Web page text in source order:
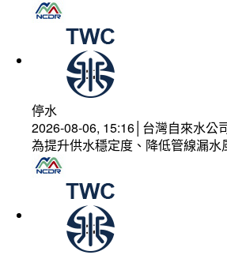
停水
2026-08-06, 15:16│台灣自來水公
為提升供水穩定度、降低管線漏